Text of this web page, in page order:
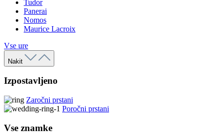
Tudor
Panerai
Nomos
Maurice Lacroix
Vse ure
Nakit
Izpostavljeno
Zaročni prstani
Poročni prstani
Vse znamke